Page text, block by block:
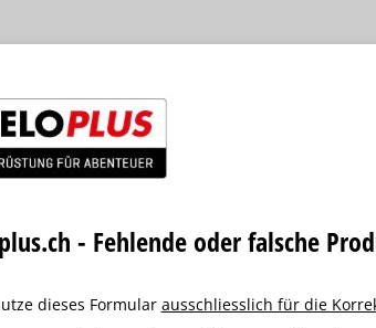
- Fehlende oder falsche
dieses Formular ausschliesslich für die